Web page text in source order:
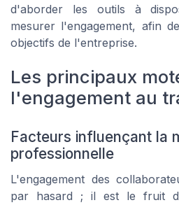
d'aborder les outils à
mesurer l'engagement, afin
objectifs de l'entreprise.
Les principaux
l'engagement au
Facteurs influençant la
professionnelle
L'engagement des
par hasard ; il est le fruit